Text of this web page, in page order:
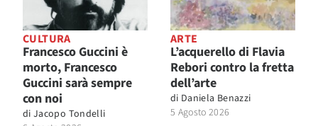
CULTURA
Francesco Guccini è
morto, Francesco
Guccini sarà sempre
con noi
di Jacopo Tondelli
ARTE
L’acquerello di Flavia
Rebori contro la fretta
dell’arte
di Daniela Benazzi
5 Agosto 2026